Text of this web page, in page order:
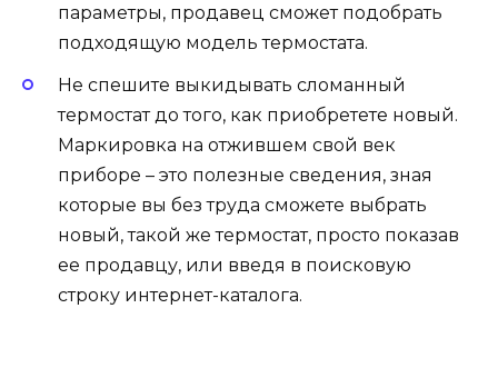
параметры, продавец сможет подобрать
подходящую модель термостата.
Не спешите выкидывать сломанный
термостат до того, как приобретете новый.
Маркировка на отжившем свой век
приборе – это полезные сведения, зная
которые вы без труда сможете выбрать
новый, такой же термостат, просто показав
ее продавцу, или введя в поисковую
строку интернет-каталога.